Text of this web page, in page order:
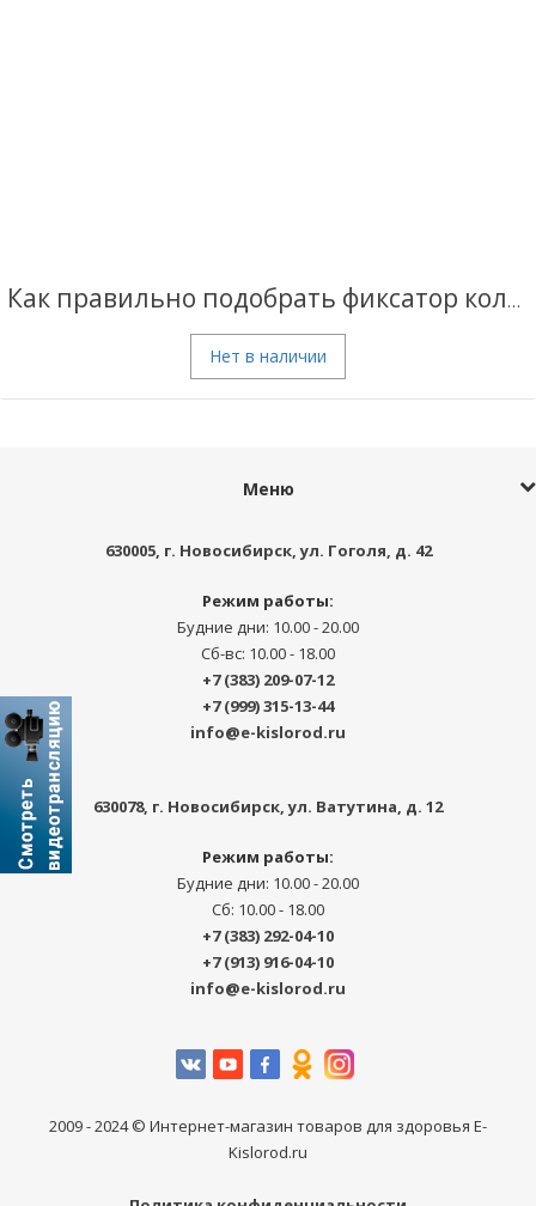
Как правильно подобрать фиксатор колена (коленный ортез)
Нет в наличии
Меню
630005, г. Новосибирск,ул. Гоголя, д. 42
Режим работы:
Будние дни: 10.00 - 20.00
Сб-вс: 10.00 - 18.00
+7 (383) 209-07-12
+7 (999) 315-13-44
info@e-kislorod.ru
630078, г. Новосибирск,ул. Ватутина, д. 12
Режим работы:
Будние дни: 10.00 - 20.00
Сб: 10.00 - 18.00
+7 (383) 292-04-10
+7 (913) 916-04-10
info@e-kislorod.ru
2009 - 2024 © Интернет-магазин товаров для здоровья E-
Kislorod.ru